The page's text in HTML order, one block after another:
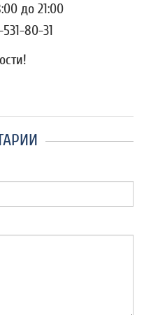
до 21:00
80-31